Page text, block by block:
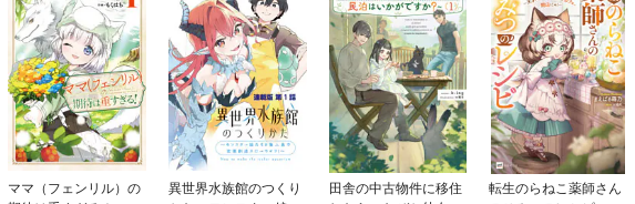
ママ（フェンリル）の
異世界水族館のつくり
田舎の中古物件に移住
転生のらねこ薬師さん